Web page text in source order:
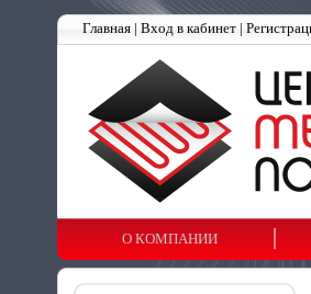
Главная | Вход в кабинет |
О КОМПАНИИ